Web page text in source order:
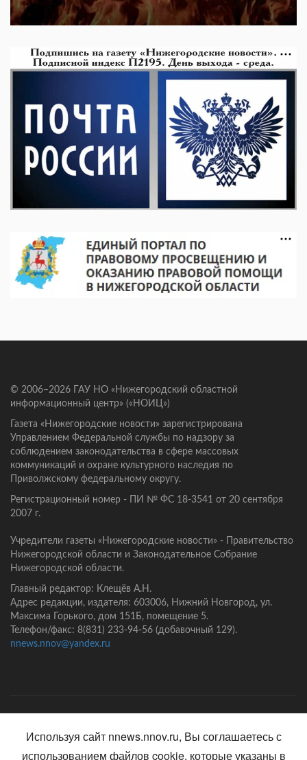
© 2006–2026 ГАУ НО «Нижегородский областной
информационный центр» («НОИЦ»)
Газета «Нижегородские новости» зарегистрирована
Управлением Федеральной службы по надзору за
соблюдением законодательства в сфере массовых
коммуникаций и охране культурного наследия по
Приволжскому федеральному округу.
Регистрационный номер - ПИ № ФС 18-3541 от 20 сентября
2007 г.
Учредители газеты «Нижегородские новости» - Правительство
Нижегородской области и Законодательное Собрание
Нижегородской области.
Главный редактор: Клещёв А.Н.
Адрес редакции, издателя: 603006, Нижний Новгород, ул.
Максима Горького, дом 151Б, помещение 5.
Телефон/факс: 8(831) 233-94-56 (добавочный 129).
nnews.nnov@yandex.ru
Используя сайт nnews.nnov.ru, Вы соглашаетесь с
использованием файлов cookie, которые указаны в